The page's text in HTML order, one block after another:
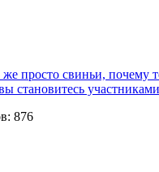
просто свиньи, почему
становитесь
876